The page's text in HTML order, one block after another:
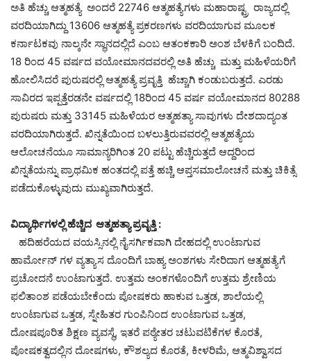
ಅತಿ ಹೆಚ್ಚು ಆತ್ಮಹತ್ಯೆ ಅಂದರೆ 22746 ಆತ್ಮಹತ್ಯೆಗಳು ಮಹಾರಾಷ್ಟ್ರ ರಾಜ್ಯದಲ್ಲಿ
ವರದಿಯಾಗಿದ್ದು 13606 ಆತ್ಮಹತ್ಯೆ ಪ್ರಕರಣಗಳು ವರದಿಯಾಗುವ ಮೂಲಕ
ಕರ್ನಾಟಕವು ನಾಲ್ಕನೇ ಸ್ಥಾನದಲ್ಲಿದೆ ಎಂಬ ಆತಂಕಕಾರಿ ಅಂಶ ಬೆಳಕಿಗೆ ಬಂದಿದೆ.
18 ರಿಂದ 45 ವರ್ಷದ ವಯೋಮಾನದವರಲ್ಲಿ ಅತಿ ಹೆಚ್ಚು ಮತ್ತು ಮಹಿಳೆಯರಿಗೆ
ಹೋಲಿಸಿದರೆ ಪುರುಷರಲ್ಲಿ ಆತ್ಮಹತ್ಯೆ ಪ್ರವೃತ್ತಿ ಹೆಚ್ಚಾಗಿ ಕಂಡುಬರುತ್ತದೆ. ಎರಡು
ಸಾವಿರದ ಇಪ್ಪತ್ತೆರಡನೇ ವರ್ಷದಲ್ಲಿ 18ರಿಂದ 45 ವರ್ಷ ವಯೋಮಾನದ 80288
ಪುರುಷರು ಮತ್ತು 33145 ಮಹಿಳೆಯರ ಆತ್ಮಹತ್ಯಾ ಸಾವುಗಳು ದೇಶದಾದ್ಯಂತ
ವರದಿಯಾಗಿರುತ್ತದೆ. ಖಿನ್ನತೆಯಿಂದ ಬಳಲುತ್ತಿರುವವರಲ್ಲಿ ಆತ್ಮಹತ್ಯೆಯ
ಆಲೋಚನೆಯೂ ಸಾಮಾನ್ಯರಿಗಿಂತ 20 ಪಟ್ಟು ಹೆಚ್ಚಿರುತ್ತದೆ ಆದ್ದರಿಂದ
ಖಿನ್ನತೆಯನ್ನು ಪ್ರಾಥಮಿಕ ಹಂತದಲ್ಲಿ ಪತ್ತೆ ಹಚ್ಚಿ ಆಪ್ತಸಮಾಲೋಚನೆ ಮತ್ತು ಚಿಕಿತ್ಸೆ
ಪಡೆದುಕೊಳ್ಳುವುದು ಮುಖ್ಯವಾಗಿರುತ್ತದೆ.
ವಿದ್ಯಾರ್ಥಿಗಳಲ್ಲಿ ಹೆಚ್ಚಿದ ಆತ್ಮಹತ್ಯಾ ಪ್ರವೃತ್ತಿ :
ಹದಿಹರೆಯದ ವಯಸ್ಸಿನಲ್ಲಿ ನೈಸರ್ಗಿಕವಾಗಿ ದೇಹದಲ್ಲಿ ಉಂಟಾಗುವ
ಹಾರ್ಮೋನ್ ಗಳ ವ್ಯತ್ಯಾಸ ದೊಂದಿಗೆ ಬಾಹ್ಯ ಅಂಶಗಳು ಸೇರಿದಾಗ ಆತ್ಮಹತ್ಯೆಗೆ
ಪ್ರಚೋದನೆ ಉಂಟಾಗುತ್ತದೆ. ಉತ್ತಮ ಅಂಕಗಳೊಂದಿಗೆ ಉತ್ತಮ ಶ್ರೇಣಿಯ
ಫಲಿತಾಂಶ ಪಡೆಯಬೇಕೆಂದು ಪೋಷಕರು ಹಾಕುವ ಒತ್ತಡ, ಶಾಲೆಯಲ್ಲಿ
ಉಂಟಾಗುವ ಒತ್ತಡ, ಸ್ನೇಹಿತರ ಗುಂಪಿನಿಂದ ಉಂಟಾಗುವ ಒತ್ತಡ,
ದೋಷಪೂರಿತ ಶಿಕ್ಷಣ ವ್ಯವಸ್ಥೆ, ಇತರೆ ಪಠ್ಯೇತರ ಚಟುವಟಿಕೆಗಳ ಕೊರತೆ,
ಪೋಷಕತ್ವದಲ್ಲಿನ ದೋಷಗಳು, ಕೌಶಲ್ಯದ ಕೊರತೆ, ಕೀಳರಿಮೆ, ಆತ್ಮವಿಶ್ವಾಸದ